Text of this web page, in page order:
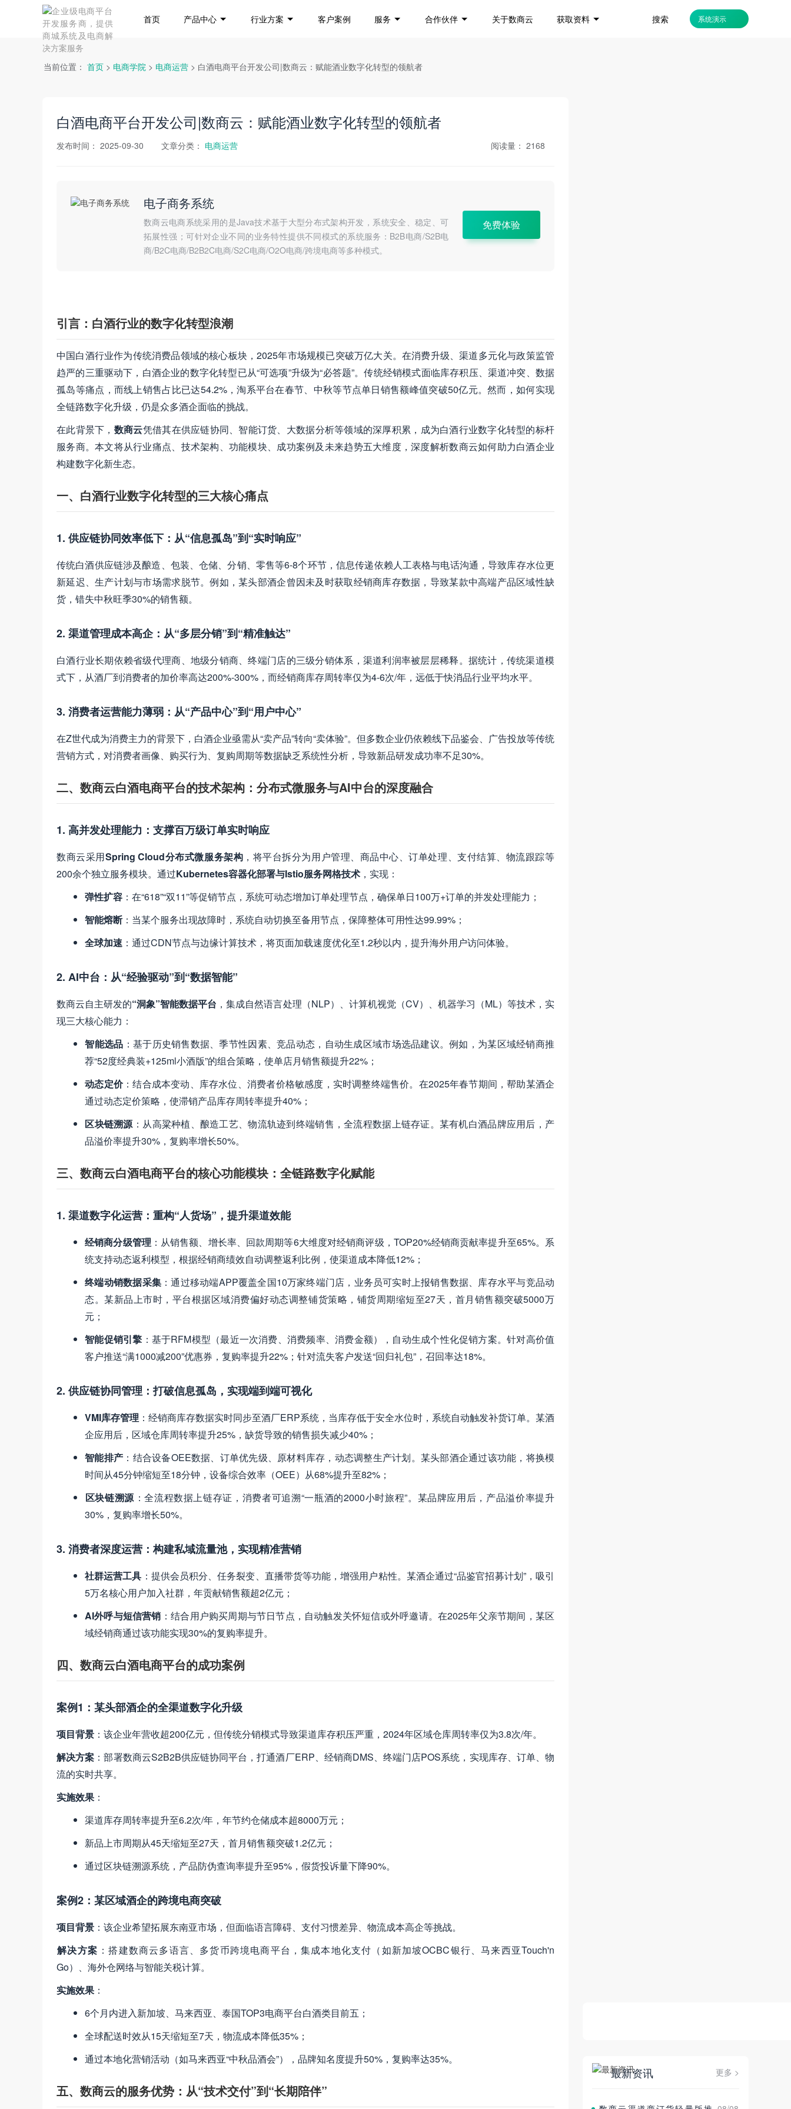
首页 产品中心 行业方案 客户案例 服务 合作伙伴 关于数商云 获取资料 搜索 系统演示
当前位置： 首页 > 电商学院 > 电商运营 > ​白酒电商平台开发公司|数商云：赋能酒业数字化转型的领航者
​白酒电商平台开发公司|数商云：赋能酒业数字化转型的领航者
发布时间： 2025-09-30 文章分类： 电商运营 阅读量： 2168
电子商务系统
数商云电商系统采用的是Java技术基于大型分布式架构开发，系统安全、稳定、可
拓展性强；可针对企业不同的业务特性提供不同模式的系统服务：B2B电商/S2B电
商/B2C电商/B2B2C电商/S2C电商/O2O电商/跨境电商等多种模式。
免费体验
引言：白酒行业的数字化转型浪潮
中国白酒行业作为传统消费品领域的核心板块，2025年市场规模已突破万亿大关。在消费升级、渠道多元化与政策监管
趋严的三重驱动下，白酒企业的数字化转型已从“可选项”升级为“必答题”。传统经销模式面临库存积压、渠道冲突、数据
孤岛等痛点，而线上销售占比已达54.2%，淘系平台在春节、中秋等节点单日销售额峰值突破50亿元。然而，如何实现
全链路数字化升级，仍是众多酒企面临的挑战。
在此背景下，​ 数商云凭借其在供应链协同、智能订货、大数据分析等领域的深厚积累，成为白酒行业数字化转型的标杆
服务商。本文将从行业痛点、技术架构、功能模块、成功案例及未来趋势五大维度，深度解析数商云如何助力白酒企业
构建数字化新生态。
一、白酒行业数字化转型的三大核心痛点
1. 供应链协同效率低下：从“信息孤岛”到“实时响应”​
传统白酒供应链涉及酿造、包装、仓储、分销、零售等6-8个环节，信息传递依赖人工表格与电话沟通，导致库存水位更
新延迟、生产计划与市场需求脱节。例如，某头部酒企曾因未及时获取经销商库存数据，导致某款中高端产品区域性缺
货，错失中秋旺季30%的销售额。
2. 渠道管理成本高企：从“多层分销”到“精准触达”​
白酒行业长期依赖省级代理商、地级分销商、终端门店的三级分销体系，渠道利润率被层层稀释。据统计，传统渠道模
式下，从酒厂到消费者的加价率高达200%-300%，而经销商库存周转率仅为4-6次/年，远低于快消品行业平均水平。
3. 消费者运营能力薄弱：从“产品中心”到“用户中心”​
在Z世代成为消费主力的背景下，白酒企业亟需从“卖产品”转向“卖体验”。但多数企业仍依赖线下品鉴会、广告投放等传统
营销方式，对消费者画像、购买行为、复购周期等数据缺乏系统性分析，导致新品研发成功率不足30%。
二、数商云白酒电商平台的技术架构：分布式微服务与AI中台的深度融合
1. 高并发处理能力：支撑百万级订单实时响应
数商云采用Spring Cloud分布式微服务架构 ，将平台拆分为用户管理、商品中心、订单处理、支付结算、物流跟踪等
200余个独立服务模块。通过Kubernetes容器化部署与Istio服务网格技术 ，实现：
弹性扩容 ​：在“618”“双11”等促销节点，系统可动态增加订单处理节点，确保单日100万+订单的并发处理能力；
智能熔断​：当某个服务出现故障时，系统自动切换至备用节点，保障整体可用性达99.99%；
全球加速 ​：通过CDN节点与边缘计算技术，将页面加载速度优化至1.2秒以内，提升海外用户访问体验。
2. AI中台：从“经验驱动”到“数据智能”​
数商云自主研发的​“洞象”智能数据平台 ，集成自然语言处理（NLP）、计算机视觉（CV）、机器学习（ML）等技术，实
现三大核心能力：
智能选品 ​：基于历史销售数据、季节性因素、竞品动态，自动生成区域市场选品建议。例如，为某区域经销商推
荐“52度经典装+125ml小酒版”的组合策略，使单店月销售额提升22%；
动态定价​：结合成本变动、库存水位、消费者价格敏感度，实时调整终端售价。在2025年春节期间，帮助某酒企
通过动态定价策略，使滞销产品库存周转率提升40%；
区块链溯源​：从高粱种植、酿造工艺、物流轨迹到终端销售，全流程数据上链存证。某有机白酒品牌应用后，产
品溢价率提升30%，复购率增长50%。
三、数商云白酒电商平台的核心功能模块：全链路数字化赋能
1. 渠道数字化运营：重构“人货场”，提升渠道效能
经销商分级管理 ​：从销售额、增长率、回款周期等6大维度对经销商评级，TOP20%经销商贡献率提升至65%。系
统支持动态返利模型，根据经销商绩效自动调整返利比例，使渠道成本降低12%；
终端动销数据采集 ​：通过移动端APP覆盖全国10万家终端门店，业务员可实时上报销售数据、库存水平与竞品动
态。某新品上市时，平台根据区域消费偏好动态调整铺货策略，铺货周期缩短至27天，首月销售额突破5000万
元；
智能促销引擎 ​：基于RFM模型（最近一次消费、消费频率、消费金额），自动生成个性化促销方案。针对高价值
客户推送“满1000减200”优惠券，复购率提升22%；针对流失客户发送“回归礼包”，召回率达18%。
2. 供应链协同管理：打破信息孤岛，实现端到端可视化
VMI库存管理 ​：经销商库存数据实时同步至酒厂ERP系统，当库存低于安全水位时，系统自动触发补货订单。某酒
企应用后，区域仓库周转率提升25%，缺货导致的销售损失减少40%；
智能排产 ​：结合设备OEE数据、订单优先级、原材料库存，动态调整生产计划。某头部酒企通过该功能，将换模
时间从45分钟缩短至18分钟，设备综合效率（OEE）从68%提升至82%；
区块链溯源​：全流程数据上链存证，消费者可追溯“一瓶酒的2000小时旅程”。某品牌应用后，产品溢价率提升
30%，复购率增长50%。
3. 消费者深度运营：构建私域流量池，实现精准营销
社群运营工具 ​：提供会员积分、任务裂变、直播带货等功能，增强用户粘性。某酒企通过“品鉴官招募计划”，吸引
5万名核心用户加入社群，年贡献销售额超2亿元；
AI外呼与短信营销 ​：结合用户购买周期与节日节点，自动触发关怀短信或外呼邀请。在2025年父亲节期间，某区
域经销商通过该功能实现30%的复购率提升。
四、数商云白酒电商平台的成功案例
案例1：某头部酒企的全渠道数字化升级
项目背景 ​：该企业年营收超200亿元，但传统分销模式导致渠道库存积压严重，2024年区域仓库周转率仅为3.8次/年。
解决方案 ​：部署数商云S2B2B供应链协同平台，打通酒厂ERP、经销商DMS、终端门店POS系统，实现库存、订单、物
流的实时共享。
实施效果 ​：
渠道库存周转率提升至6.2次/年，年节约仓储成本超8000万元；
新品上市周期从45天缩短至27天，首月销售额突破1.2亿元；
通过区块链溯源系统，产品防伪查询率提升至95%，假货投诉量下降90%。
案例2：某区域酒企的跨境电商突破
项目背景 ​：该企业希望拓展东南亚市场，但面临语言障碍、支付习惯差异、物流成本高企等挑战。
解决方案 ​：搭建数商云多语言、多货币跨境电商平台，集成本地化支付（如新加坡OCBC银行、马来西亚Touch'n
Go）、海外仓网络与智能关税计算。
实施效果 ​：
6个月内进入新加坡、马来西亚、泰国TOP3电商平台白酒类目前五；
全球配送时效从15天缩短至7天，物流成本降低35%；
通过本地化营销活动（如马来西亚“中秋品酒会”），品牌知名度提升50%，复购率达35%。
五、数商云的服务优势：从“技术交付”到“长期陪伴”​
最新资讯 更多 >